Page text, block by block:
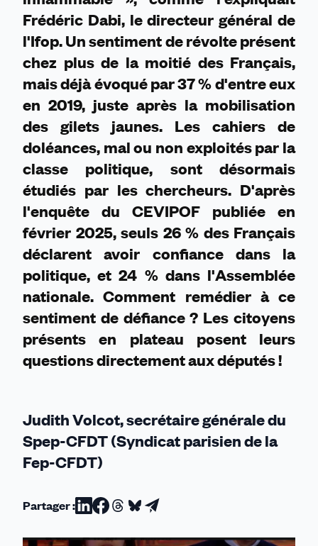
Frédéric Dabi, le directeur général de
l'Ifop. Un sentiment de révolte présent
chez plus de la moitié des Français,
mais déjà évoqué par 37 % d'entre eux
en 2019, juste après la mobilisation
des gilets jaunes. Les cahiers de
doléances, mal ou non exploités par la
classe politique, sont désormais
étudiés par les chercheurs. D'après
l'enquête du CEVIPOF publiée en
février 2025, seuls 26 % des Français
déclarent avoir confiance dans la
politique, et 24 % dans l'Assemblée
nationale. Comment remédier à ce
sentiment de défiance ? Les citoyens
présents en plateau posent leurs
questions directement aux députés !
Judith Volcot, secrétaire générale du
Spep-CFDT (Syndicat parisien de la
Fep-CFDT)
Partager :Partager
sur
Partager
sur
Partager
sur
Partager
sur
Partager
par